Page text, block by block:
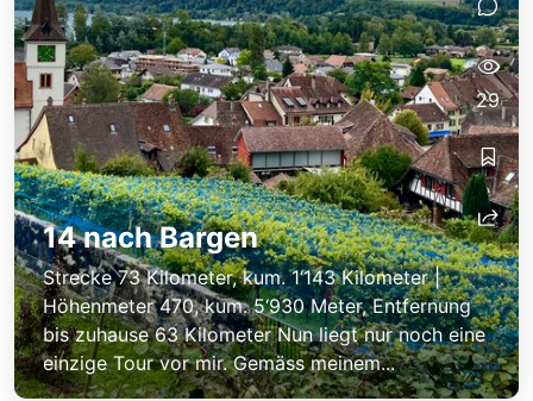
14 nach Bargen
Strecke 73 Kilometer, kum. 1‘143 Kilometer |
Höhenmeter 470, kum. 5‘930 Meter, Entfernung
bis zuhause 63 Kilometer Nun liegt nur noch eine
einzige Tour vor mir. Gemäss meinem...
29